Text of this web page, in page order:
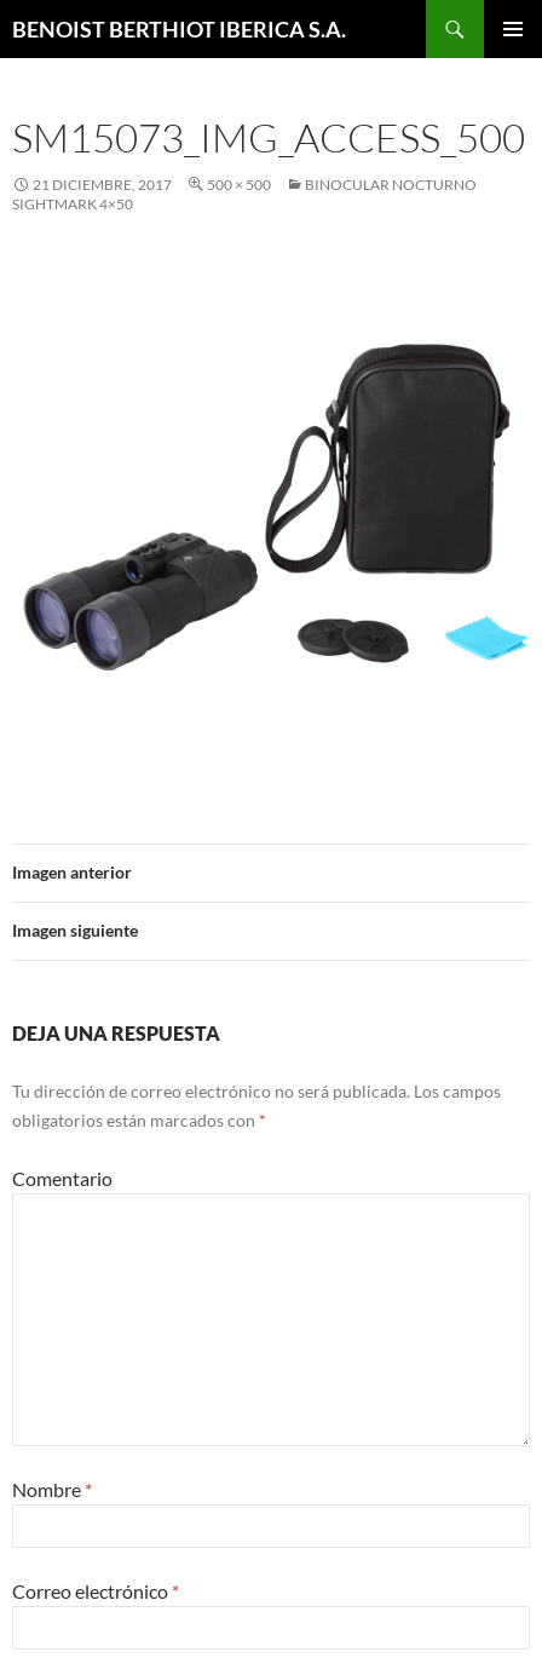
BENOIST BERTHIOT IBERICA S.A.
SM15073_IMG_ACCESS_500
21 DICIEMBRE, 2017 500 × 500
BINOCULAR NOCTURNO
SIGHTMARK 4×50
Imagen anterior
Imagen siguiente
DEJA UNA RESPUESTA
Tu dirección de correo electrónico no será publicada. Los campos
obligatorios están marcados con *
Comentario
Nombre *
Correo electrónico *